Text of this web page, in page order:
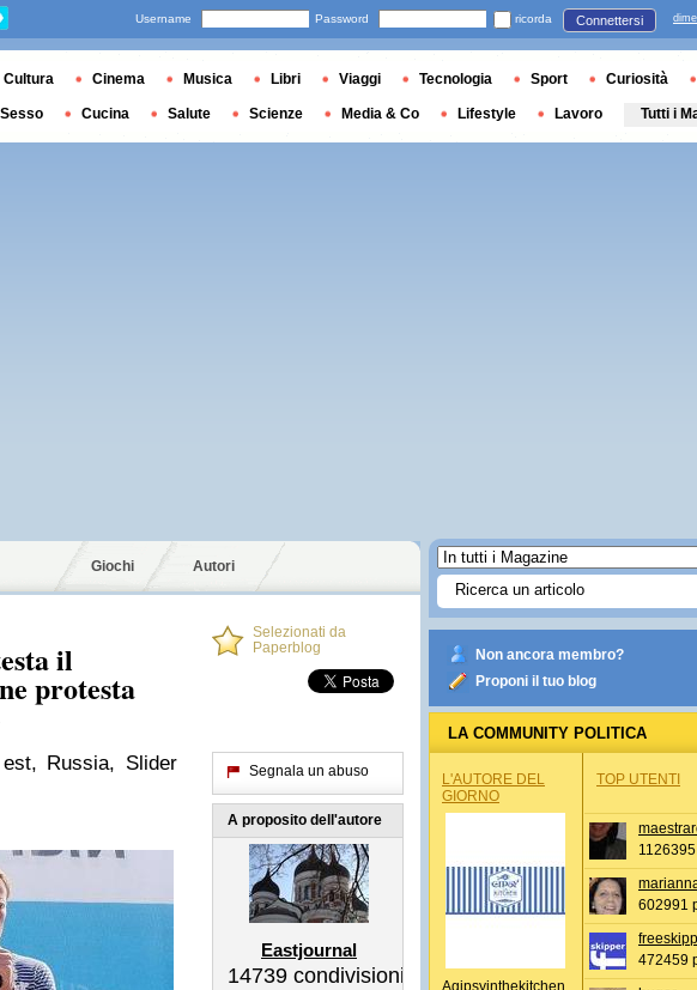
Giochi Autori
il
protesta
Russia, Slider
Selezionati da
Paperblog
Segnala un abuso
A proposito dell'autore
Eastjournal
14739 condivisioni
Non ancora membro?
Proponi il tuo blog
LA COMMUNITY POLITICA
L'AUTORE DEL
GIORNO
Agipsyinthekitchen
TOP UTENTI
602991
472459
Username Password ricorda Connettersi
Cultura Cinema Musica Libri Viaggi Tecnologia Sport Curiosità
Sesso Cucina Salute Scienze Media & Co Lifestyle Lavoro Tutti i